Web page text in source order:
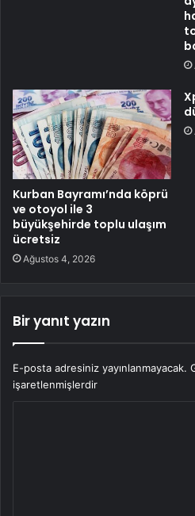
Kurban Bayramı’nda köprü
ve otoyol ile 3
büyükşehirde toplu ulaşım
ücretsiz
Ağustos 4, 2026
Bir yanıt yazın
E-posta adresiniz yayınlanmayacak.
işaretlenmişlerdir